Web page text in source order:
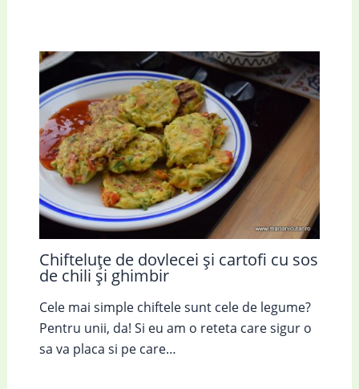
Chifteluțe de dovlecei și cartofi cu sos
de chili și ghimbir
Cele mai simple chiftele sunt cele de legume?
Pentru unii, da! Si eu am o reteta care sigur o
sa va placa si pe care…